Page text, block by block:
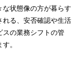
な状態像の方が暮らす
れる、安否確認や生活
の業務シフトの管
。